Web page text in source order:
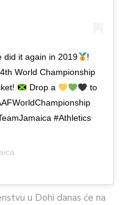
did it again in 2019
!
World Championship
Drop a
to
#Athletics
u Dohi danas će na